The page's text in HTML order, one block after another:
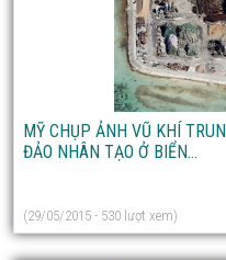
MỸ CHỤP ẢNH VŨ KHÍ
ĐẢO NHÂN TẠO Ở BIỂN...
(29/05/2015 - 530 lượt xem)